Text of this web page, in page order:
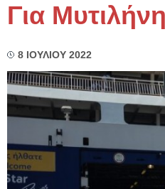
Για
8 ΙΟΥΛΙΟΥ 2022